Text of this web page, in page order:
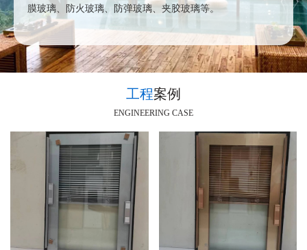
膜玻璃、防火玻璃、防弹玻璃、夹胶玻璃等。
工程案例
ENGINEERING CASE